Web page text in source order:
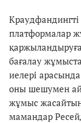
платформалар
бағалау
иелері
оны шешумен
жұмыс
мамандар